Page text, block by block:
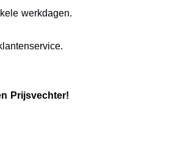
werkdagen.
Prijsvechter!